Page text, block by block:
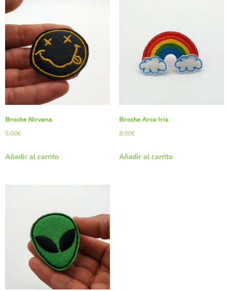
Broche Nirvana
5,00€
Añadir al carrito
Broche Arco Iris
8,00€
Añadir al carrito